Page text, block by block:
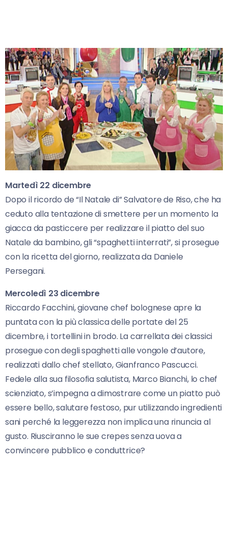
Martedì 22 dicembre
Dopo il ricordo de “Il Natale di” Salvatore de Riso, che ha
ceduto alla tentazione di smettere per un momento la
giacca da pasticcere per realizzare il piatto del suo
Natale da bambino, gli “spaghetti interrati”, si prosegue
con la ricetta del giorno, realizzata da Daniele
Persegani.
Mercoledì 23 dicembre
Riccardo Facchini, giovane chef bolognese apre la
puntata con la più classica delle portate del 25
dicembre, i tortellini in brodo. La carrellata dei classici
prosegue con degli spaghetti alle vongole d’autore,
realizzati dallo chef stellato, Gianfranco Pascucci.
Fedele alla sua filosofia salutista, Marco Bianchi, lo chef
scienziato, s’impegna a dimostrare come un piatto può
essere bello, salutare festoso, pur utilizzando ingredienti
sani perché la leggerezza non implica una rinuncia al
gusto. Riusciranno le sue crepes senza uova a
convincere pubblico e conduttrice?